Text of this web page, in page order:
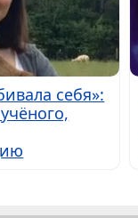
себя»: